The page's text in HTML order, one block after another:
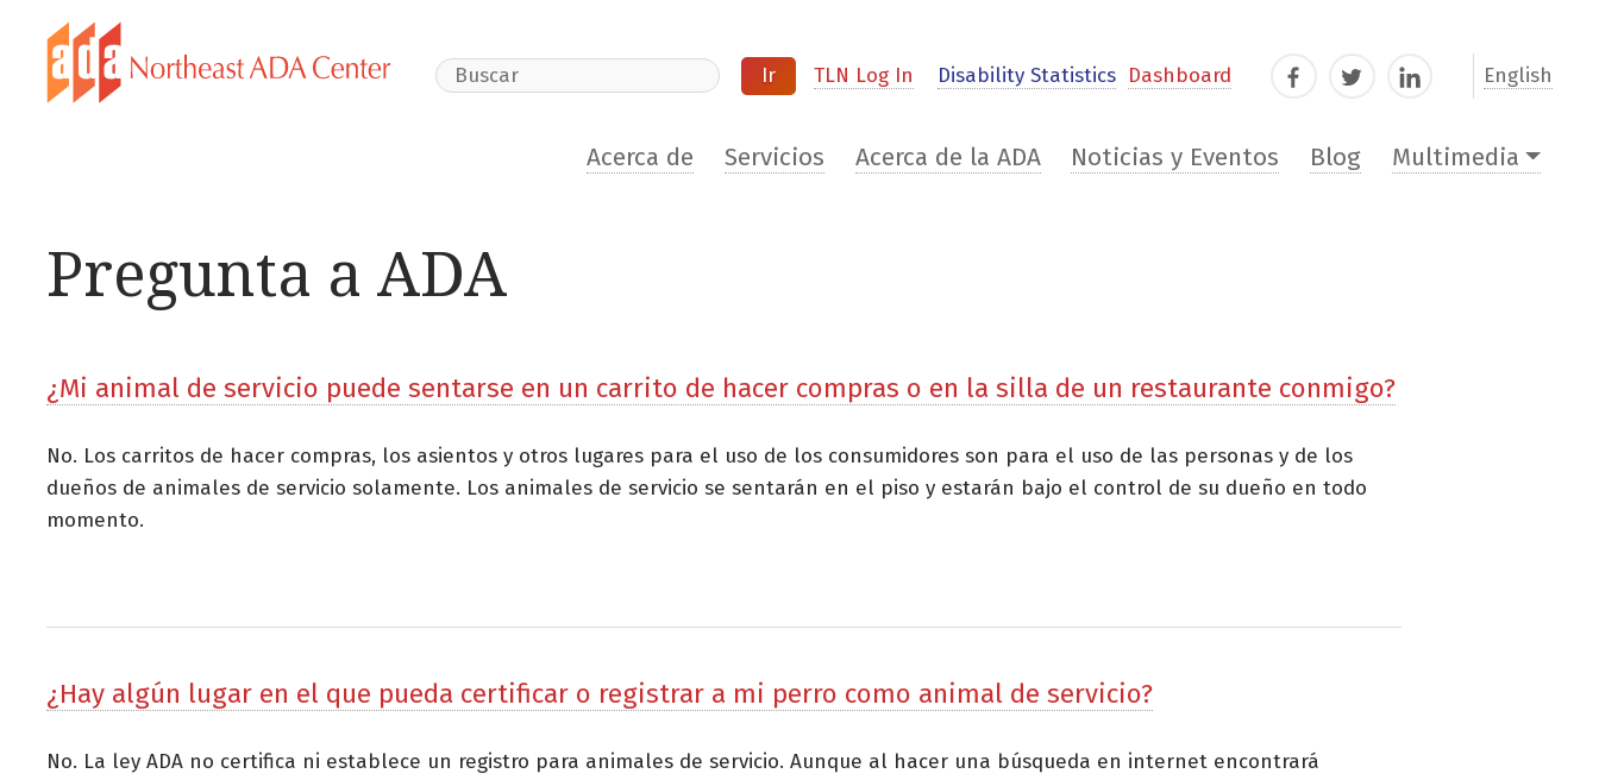
Search Website TLN Log In Disability Statistics Dashboard FacebookTwitterLinkedIn English
Acerca de Servicios Acerca de la ADA Noticias y Eventos Blog Multimedia
Pregunta a ADA
¿Mi animal de servicio puede sentarse en un carrito de hacer compras o en la silla de un restaurante conmigo?
No. Los carritos de hacer compras, los asientos y otros lugares para el uso de los consumidores son para el uso de las personas y de los
dueños de animales de servicio solamente. Los animales de servicio se sentarán en el piso y estarán bajo el control de su dueño en todo
momento.
¿Hay algún lugar en el que pueda certificar o registrar a mi perro como animal de servicio?
No. La ley ADA no certifica ni establece un registro para animales de servicio. Aunque al hacer una búsqueda en internet encontrará